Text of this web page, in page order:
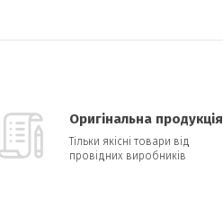
Оригінальна продукція
Тільки якісні товари від
провідних виробників